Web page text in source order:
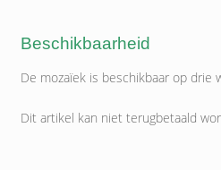
Beschikbaarheid
De mozaïek is beschikbaar op drie
Dit artikel kan niet terugbetaald